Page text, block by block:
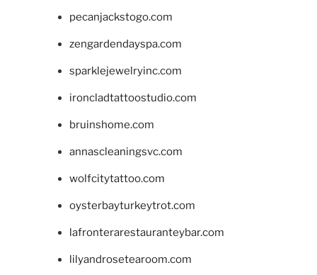
pecanjackstogo.com
zengardendayspa.com
sparklejewelryinc.com
ironcladtattoostudio.com
bruinshome.com
annascleaningsvc.com
wolfcitytattoo.com
oysterbayturkeytrot.com
lafronterarestauranteybar.com
lilyandrosetearoom.com